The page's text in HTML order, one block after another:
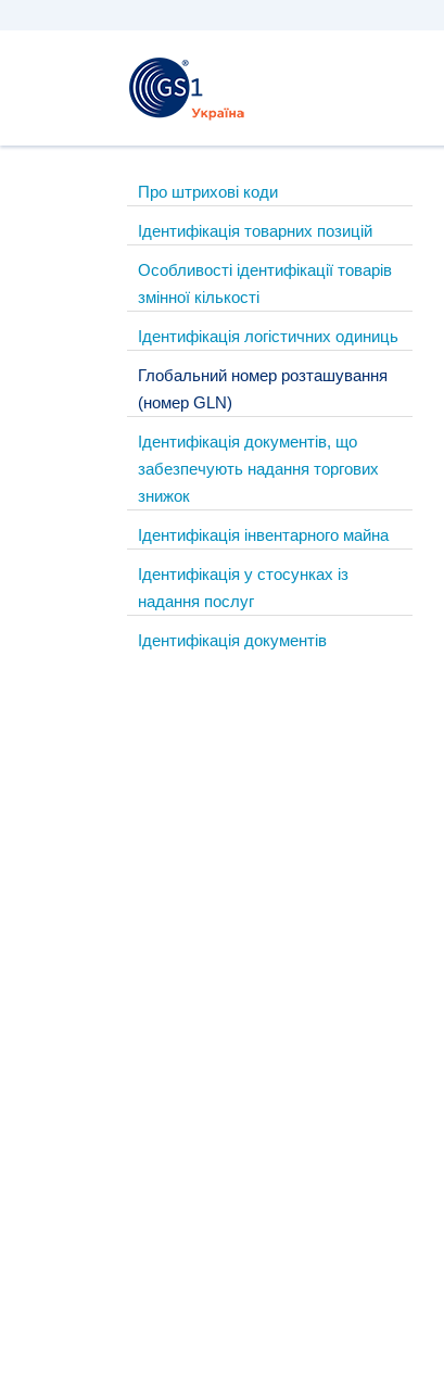
Про штрихові коди
Ідентифікація товарних позицій
Особливості ідентифікації товарів
змінної кількості
Ідентифікація логістичних одиниць
Глобальний номер розташування
(номер GLN)
Ідентифікація документів, що
забезпечують надання торгових
знижок
Ідентифікація інвентарного майна
Ідентифікація у стосунках із
надання послуг
Ідентифікація документів